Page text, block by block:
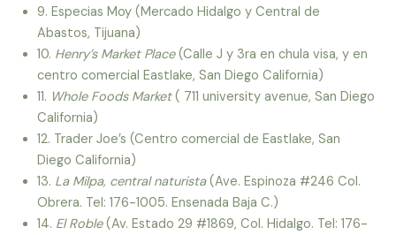
9. Especias Moy (Mercado Hidalgo y Central de
Abastos, Tijuana)
10. Henry’s Market Place(Calle J y 3ra en chula visa, y en
centro comercial Eastlake, San Diego California)
11. Whole Foods Market( 711 university avenue, San Diego
California)
12. Trader Joe’s (Centro comercial de Eastlake, San
Diego California)
13. La Milpa, central naturista(Ave. Espinoza #246 Col.
Obrera. Tel: 176-1005. Ensenada Baja C.)
14. El Roble(Av. Estado 29 #1869, Col. Hidalgo. Tel: 176-